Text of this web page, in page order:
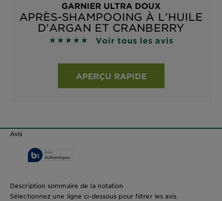
GARNIER ULTRA DOUX
APRÈS-SHAMPOOING À L'HUILE
D'ARGAN ET CRANBERRY
4.8929 sur 5 étoiles basé sur les avis
Voir tous les avis
APERÇU RAPIDE
Avis
Description sommaire de la notation
Sélectionnez une ligne ci-dessous pour filtrer les avis.